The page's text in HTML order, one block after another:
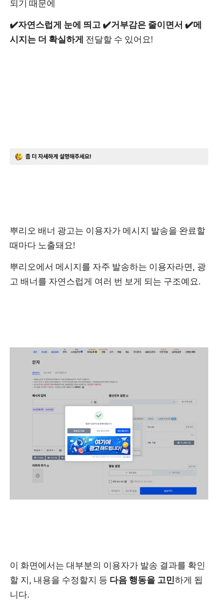
되기 때문에
✔️자연스럽게 눈에 띄고 ✔️거부감은 줄이면서 ✔️메
시지는 더 확실하게 전달할 수 있어요!
뿌리오 배너 광고는 이용자가 메시지 발송을 완료할
때마다 노출돼요!
뿌리오에서 메시지를 자주 발송하는 이용자라면, 광
고 배너를 자연스럽게 여러 번 보게 되는 구조예요.
이 화면에서는 대부분의 이용자가 발송 결과를 확인
할 지, 내용을 수정할지 등 다음 행동을 고민하게 됩
니다.